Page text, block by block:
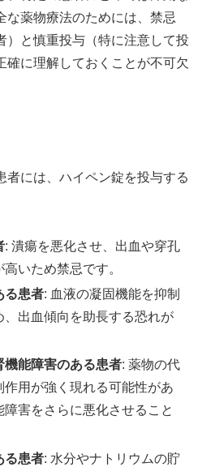
な薬物療法のためには、禁忌
）と慎重投与（特に注意して投
確に理解しておくことが不可欠
者には、ハイペン錠を投与する
: 潰瘍を悪化させ、出血や穿孔
いため禁忌です。
る患者: 血液の凝固機能を抑制
出血傾向を助長する恐れが
機能障害のある患者: 薬物の代
用が強く現れる可能性があ
障害をさらに悪化させること
る患者: 水分やナトリウムの貯